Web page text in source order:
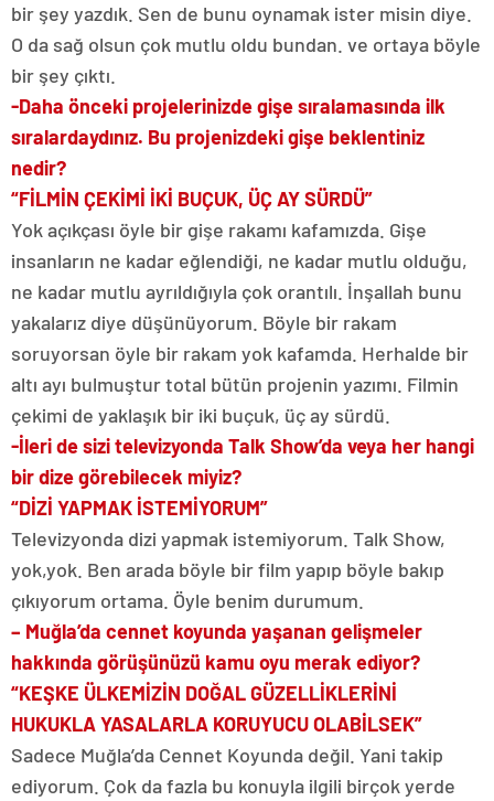
bir şey yazdık. Sen de bunu oynamak ister misin diye.
O da sağ olsun çok mutlu oldu bundan. ve ortaya böyle
bir şey çıktı.
-Daha önceki projelerinizde gişe sıralamasında ilk
sıralardaydınız. Bu projenizdeki gişe beklentiniz
nedir?
“FİLMİN ÇEKİMİ İKİ BUÇUK, ÜÇ AY SÜRDÜ”
Yok açıkçası öyle bir gişe rakamı kafamızda. Gişe
insanların ne kadar eğlendiği, ne kadar mutlu olduğu,
ne kadar mutlu ayrıldığıyla çok orantılı. İnşallah bunu
yakalarız diye düşünüyorum. Böyle bir rakam
soruyorsan öyle bir rakam yok kafamda. Herhalde bir
altı ayı bulmuştur total bütün projenin yazımı. Filmin
çekimi de yaklaşık bir iki buçuk, üç ay sürdü.
-İleri de sizi televizyonda Talk Show’da veya her hangi
bir dize görebilecek miyiz?
“DİZİ YAPMAK İSTEMİYORUM”
Televizyonda dizi yapmak istemiyorum. Talk Show,
yok,yok. Ben arada böyle bir film yapıp böyle bakıp
çıkıyorum ortama. Öyle benim durumum.
– Muğla’da cennet koyunda yaşanan gelişmeler
hakkında görüşünüzü kamu oyu merak ediyor?
“KEŞKE ÜLKEMİZİN DOĞAL GÜZELLİKLERİNİ
HUKUKLA YASALARLA KORUYUCU OLABİLSEK”
Sadece Muğla’da Cennet Koyunda değil. Yani takip
ediyorum. Çok da fazla bu konuyla ilgili birçok yerde